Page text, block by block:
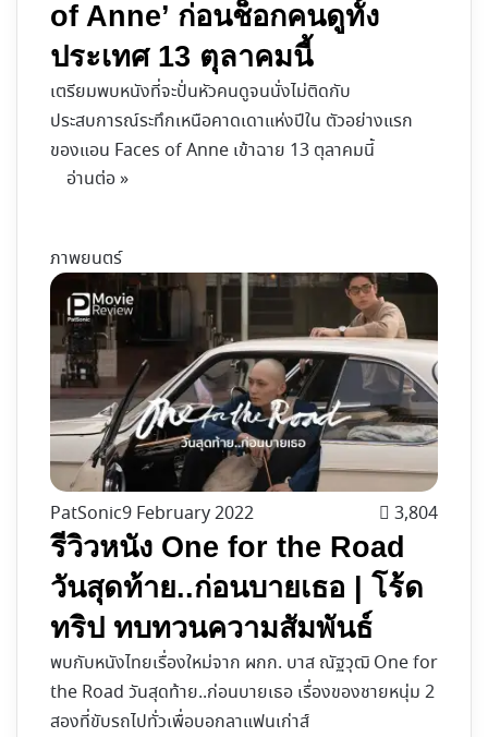
of Anne’ ก่อนช็อกคนดูทั้ง
ประเทศ 13 ตุลาคมนี้
เตรียมพบหนังที่จะปั่นหัวคนดูจนนั่งไม่ติดกับ
ประสบการณ์ระทึกเหนือคาดเดาแห่งปีใน ตัวอย่างแรก
ของแอน Faces of Anne เข้าฉาย 13 ตุลาคมนี้
อ่านต่อ »
ภาพยนตร์
PatSonic9 February 2022 3,804
รีวิวหนัง One for the Road
วันสุดท้าย..ก่อนบายเธอ | โร้ด
ทริป ทบทวนความสัมพันธ์
พบกับหนังไทยเรื่องใหม่จาก ผกก. บาส ณัฐวุฒิ One for
the Road วันสุดท้าย..ก่อนบายเธอ เรื่องของชายหนุ่ม 2
สองที่ขับรถไปทั่วเพื่อบอกลาแฟนเก่าส์